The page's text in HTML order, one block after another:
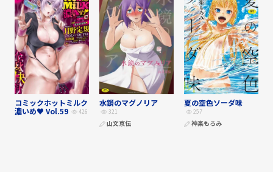
コミックホットミルク
濃いめ♥ Vol.59
426
水鏡のマグノリア
321
山文京伝
夏の空色ソーダ味
257
神楽もろみ